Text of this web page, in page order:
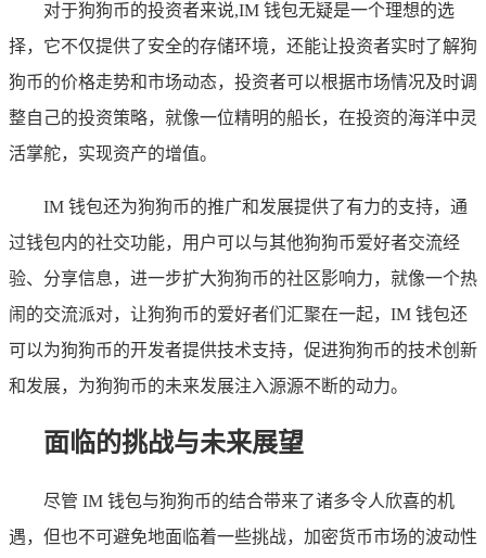
对于狗狗币的投资者来说,IM 钱包无疑是一个理想的选
择，它不仅提供了安全的存储环境，还能让投资者实时了解狗
狗币的价格走势和市场动态，投资者可以根据市场情况及时调
整自己的投资策略，就像一位精明的船长，在投资的海洋中灵
活掌舵，实现资产的增值。
IM 钱包还为狗狗币的推广和发展提供了有力的支持，通
过钱包内的社交功能，用户可以与其他狗狗币爱好者交流经
验、分享信息，进一步扩大狗狗币的社区影响力，就像一个热
闹的交流派对，让狗狗币的爱好者们汇聚在一起，IM 钱包还
可以为狗狗币的开发者提供技术支持，促进狗狗币的技术创新
和发展，为狗狗币的未来发展注入源源不断的动力。
面临的挑战与未来展望
尽管 IM 钱包与狗狗币的结合带来了诸多令人欣喜的机
遇，但也不可避免地面临着一些挑战，加密货币市场的波动性